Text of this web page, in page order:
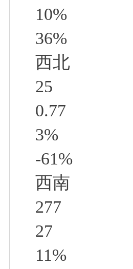
10%
36%
西北
25
0.77
3%
-61%
西南
277
27
11%